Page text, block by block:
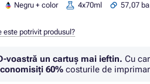
Negru + color 4x70ml
57,07
este potrivit produsul?
voastră un cartuș mai ieftin. Cu
60% costurile de